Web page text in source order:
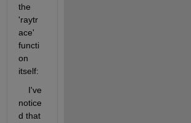
the
'raytr
ace'
functi
on
itself:
    I've
notice
d that